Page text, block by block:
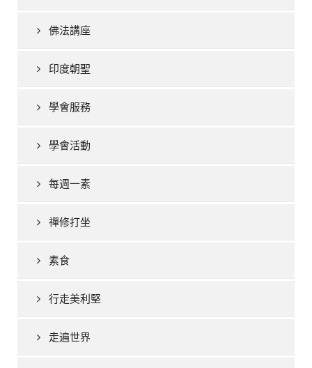
佛法講座
印度朝聖
學會服務
學會活動
每週一素
禪修打坐
素食
行走美利堅
走遍世界